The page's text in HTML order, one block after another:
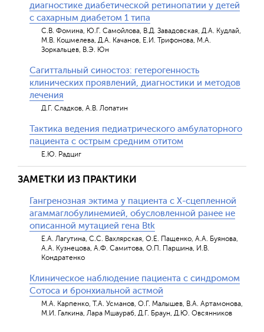
диагностике диабетической ретинопатии у детей
с сахарным диабетом 1 типа
С.В. Фомина, Ю.Г. Самойлова, В.Д. Завадовская, Д.А. Кудлай,
М.В. Кошмелева, Д.А. Качанов, Е.И. Трифонова, М.А.
Зоркальцев, В.Э. Юн
Сагиттальный синостоз: гетерогенность
клинических проявлений, диагностики и методов
лечения
Д.Г. Сладков, А.В. Лопатин
Тактика ведения педиатрического амбулаторного
пациента с острым средним отитом
Е.Ю. Радциг
ЗАМЕТКИ ИЗ ПРАКТИКИ
Гангренозная эктима у пациента с Х-сцепленной
агаммаглобулинемией, обусловленной ранее не
описанной мутацией гена Btk
Е.А. Лагутина, С.С. Вахлярская, О.Е. Пащенко, А.А. Буянова,
А.А. Кузнецова, А.Ф. Самитова, О.П. Паршина, И.В.
Кондратенко
Клиническое наблюдение пациента с синдромом
Сотоса и бронхиальной астмой
М.А. Карпенко, Т.А. Усманов, О.Г. Малышев, В.А. Артамонова,
М.И. Галкина, Лара Мшаураб, Д.Г. Браун, Д.Ю. Овсянников